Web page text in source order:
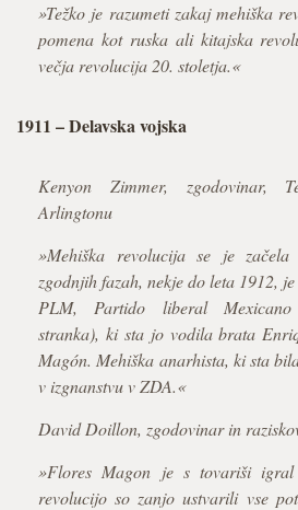
»Težko je razumeti zakaj mehiška
pomena kot ruska ali kitajska
večja revolucija 20. stoletja.«
1911 – Delavska vojska
Kenyon Zimmer, zgodovinar,
Arlingtonu
»Mehiška revolucija se je
zgodnjih fazah, nekje do leta 1912,
PLM, Partido liberal
stranka), ki sta jo vodila brata
Magón. Mehiška anarhista, ki sta
v izgnanstvu v ZDA.«
David Doillon, zgodovinar in
»Flores Magon je s tovariši
revolucijo so zanjo ustvarili vse